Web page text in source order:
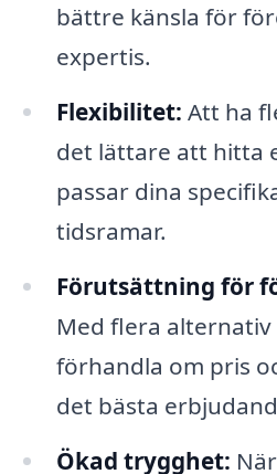
bättre känsla för
expertis.
Flexibilitet: Att ha
det lättare att hitta
passar dina
tidsramar.
Förutsättning för
Med flera alternativ
förhandla om pris
det bästa
Ökad trygghet: